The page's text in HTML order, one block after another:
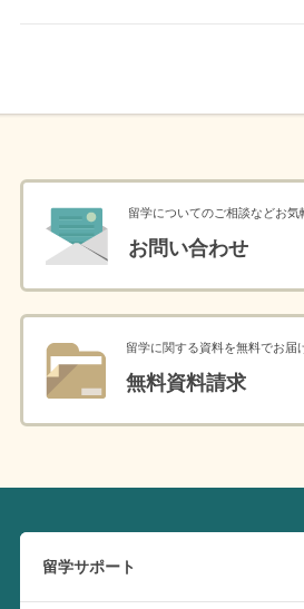
留学についてのご相談などお気
お問い合わせ
留学に関する資料を無料でお届
無料資料請求
留学サポート